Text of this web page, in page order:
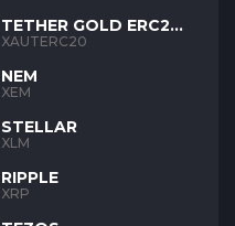
TETHER GOLD ERC20
XAUT
XAUTERC20
NEM
XEM
STELLAR
XLM
RIPPLE
XRP